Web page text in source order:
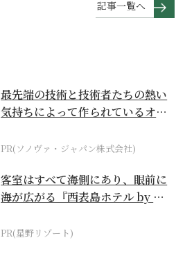
記事一覧へ
最先端の技術と技術者たちの熱い
気持ちによって作られているオー
PR(ソノヴァ・ジャパン株式会社)
客室はすべて海側にあり、眼前に
海が広がる『西表島ホテル by 星
PR(星野リゾート)